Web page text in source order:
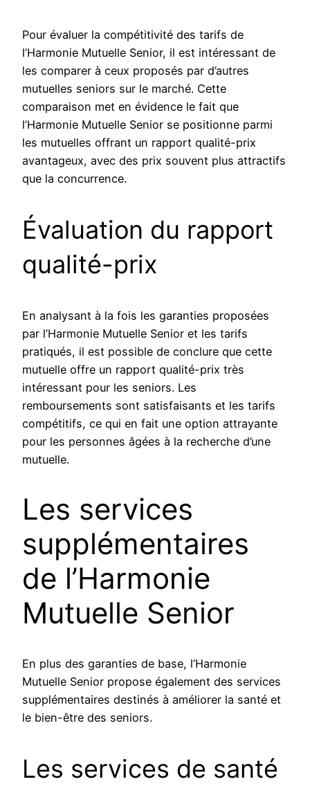
Pour évaluer la compétitivité des tarifs de
l’Harmonie Mutuelle Senior, il est intéressant de
les comparer à ceux proposés par d’autres
mutuelles seniors sur le marché. Cette
comparaison met en évidence le fait que
l’Harmonie Mutuelle Senior se positionne parmi
les mutuelles offrant un rapport qualité-prix
avantageux, avec des prix souvent plus attractifs
que la concurrence.
Évaluation du rapport
qualité-prix
En analysant à la fois les garanties proposées
par l’Harmonie Mutuelle Senior et les tarifs
pratiqués, il est possible de conclure que cette
mutuelle offre un rapport qualité-prix très
intéressant pour les seniors. Les
remboursements sont satisfaisants et les tarifs
compétitifs, ce qui en fait une option attrayante
pour les personnes âgées à la recherche d’une
mutuelle.
Les services
supplémentaires
de l’Harmonie
Mutuelle Senior
En plus des garanties de base, l’Harmonie
Mutuelle Senior propose également des services
supplémentaires destinés à améliorer la santé et
le bien-être des seniors.
Les services de santé